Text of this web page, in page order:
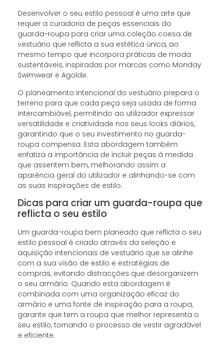
Desenvolver o seu estilo pessoal é uma arte que
requer a curadoria de peças essenciais do
guarda-roupa para criar uma coleção coesa de
vestuário que reflicta a sua estética única, ao
mesmo tempo que incorpora práticas de moda
sustentáveis, inspiradas por marcas como Monday
Swimwear e Agolde.
O planeamento intencional do vestuário prepara o
terreno para que cada peça seja usada de forma
intercambiável, permitindo ao utilizador expressar
versatilidade e criatividade nos seus looks diários,
garantindo que o seu investimento no guarda-
roupa compensa. Esta abordagem também
enfatiza a importância de incluir peças à medida
que assentem bem, melhorando assim a
aparência geral do utilizador e alinhando-se com
as suas inspirações de estilo.
Dicas para criar um guarda-roupa que
reflicta o seu estilo
Um guarda-roupa bem planeado que reflicta o seu
estilo pessoal é criado através da seleção e
aquisição intencionais de vestuário que se alinhe
com a sua visão de estilo e estratégias de
compras, evitando distracções que desorganizem
o seu armário. Quando esta abordagem é
combinada com uma organização eficaz do
armário e uma fonte de inspiração para a roupa,
garante que tem a roupa que melhor representa o
seu estilo, tornando o processo de vestir agradável
e eficiente.